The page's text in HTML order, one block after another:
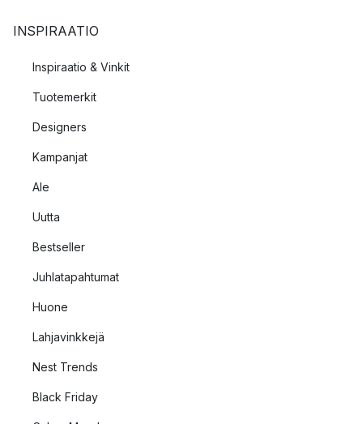
INSPIRAATIO
Inspiraatio & Vinkit
Tuotemerkit
Designers
Kampanjat
Ale
Uutta
Bestseller
Juhlatapahtumat
Huone
Lahjavinkkejä
Nest Trends
Black Friday